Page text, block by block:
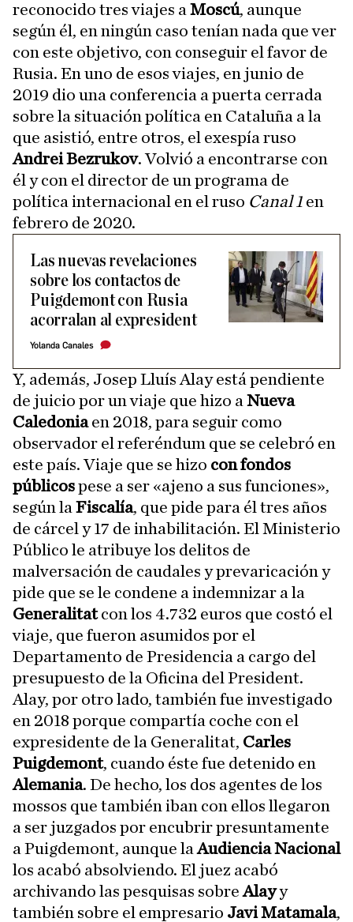
reconocido tres viajes a Moscú, aunque
según él, en ningún caso tenían nada que ver
con este objetivo, con conseguir el favor de
Rusia. En uno de esos viajes, en junio de
2019 dio una conferencia a puerta cerrada
sobre la situación política en Cataluña a la
que asistió, entre otros, el exespía ruso
Andrei Bezrukov. Volvió a encontrarse con
él y con el director de un programa de
política internacional en el ruso Canal 1 en
febrero de 2020.
Las nuevas revelaciones
sobre los contactos de
Puigdemont con Rusia
acorralan al expresident
Yolanda Canales
Y, además, Josep Lluís Alay está pendiente
de juicio por un viaje que hizo a Nueva
Caledoniaen 2018, para seguir como
observador el referéndum que se celebró en
este país. Viaje que se hizo con fondos
públicospese a ser «ajeno a sus funciones»,
según la Fiscalía, que pide para él tres años
de cárcel y 17 de inhabilitación. El Ministerio
Público le atribuye los delitos de
malversación de caudales y prevaricación y
pide que se le condene a indemnizar a la
Generalitatcon los 4.732 euros que costó el
viaje, que fueron asumidos por el
Departamento de Presidencia a cargo del
presupuesto de la Oficina del President.
Alay, por otro lado, también fue investigado
en 2018 porque compartía coche con el
expresidente de la Generalitat, Carles
Puigdemont, cuando éste fue detenido en
Alemania. De hecho, los dos agentes de los
mossos que también iban con ellos llegaron
a ser juzgados por encubrir presuntamente
a Puigdemont, aunque laAudiencia Nacional
los acabó absolviendo. El juez acabó
archivando las pesquisas sobreAlayy
también sobre el empresario Javi Matamala,